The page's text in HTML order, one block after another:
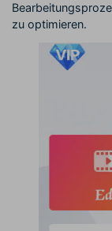
zu optimieren.